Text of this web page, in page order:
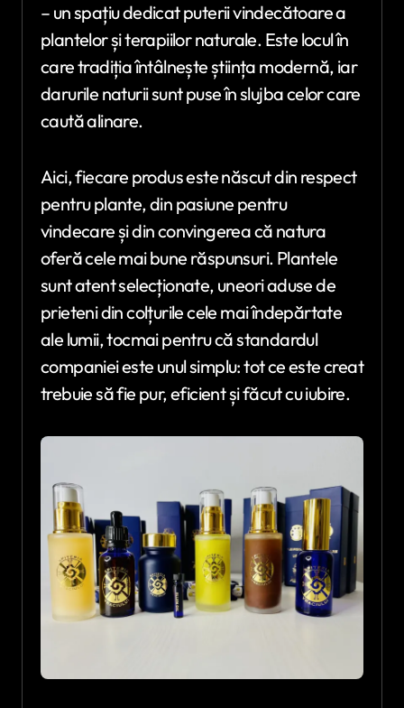
– un spațiu dedicat puterii vindecătoare a
plantelor și terapiilor naturale. Este locul în
care tradiția întâlnește știința modernă, iar
darurile naturii sunt puse în slujba celor care
caută alinare.
Aici, fiecare produs este născut din respect
pentru plante, din pasiune pentru
vindecare și din convingerea că natura
oferă cele mai bune răspunsuri. Plantele
sunt atent selecționate, uneori aduse de
prieteni din colțurile cele mai îndepărtate
ale lumii, tocmai pentru că standardul
companiei este unul simplu: tot ce este creat
trebuie să fie pur, eficient și făcut cu iubire.